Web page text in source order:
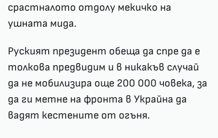
срастналото отдолу мекичко на
ушната мида.
Руският президент обеща да спре да е
толкова предвидим и в никакъв случай
да не мобилизира още 200 000 човека, за
да ги метне на фронта в Украйна да
вадят кестените от огъня.